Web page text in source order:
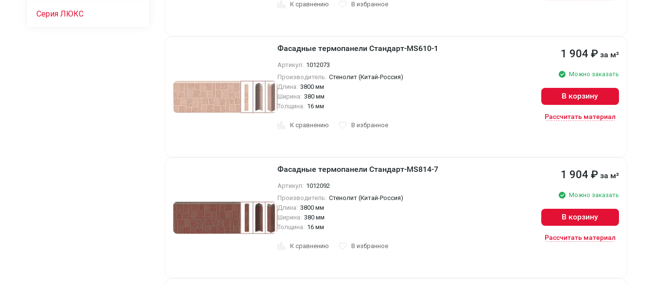
К сравнению В избранное
Фасадные термопанели Стандарт-MS610-1
Артикул: 1012073
Производитель: Стенолит (Китай-Россия)
Длина: 3800 мм
Ширина: 380 мм
Толщина: 16 мм
К сравнению В избранное
1 904 ₽ за м²
Можно заказать
В корзину
Рассчитать материал
Фасадные термопанели Стандарт-MS814-7
Артикул: 1012092
Производитель: Стенолит (Китай-Россия)
Длина: 3800 мм
Ширина: 380 мм
Толщина: 16 мм
К сравнению В избранное
1 904 ₽ за м²
Можно заказать
В корзину
Рассчитать материал
Серия ЛЮКС